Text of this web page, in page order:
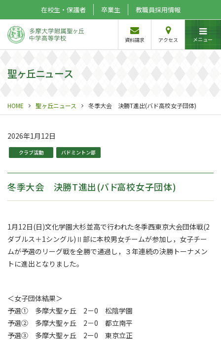
在校生・保護者 卒業生 教職員採用情報
資料請求 アクセス メニュー
聖ヶ丘ニュース
HOME 聖ヶ丘ニュース 冬季大会 決勝T進出(バド高校女子団体)
2026年1月12日
クラブ活動 バドミントン部
冬季大会 決勝T進出(バド高校女子団体)
1月12日(日)文化学園大杉並高で行われた冬季西東京大会団体戦(2
ダブルス＋1シングル)Ⅱ部に本校男女チームが参加し，女子チー
ムが予選のリーグ戦を全勝で通過し，３年連続の決勝トーナメン
トに進出となりました。
＜女子団体結果＞
予選① 多摩大聖ヶ丘 2－0 松陰学園
予選② 多摩大聖ヶ丘 2－0 都立南平
予選③ 多摩大聖ヶ丘 2ー0 東京立正